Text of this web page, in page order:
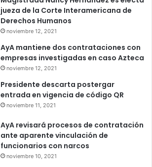
jueza de la Corte Interamericana de
Derechos Humanos
noviembre 12, 2021
AyA mantiene dos contrataciones con
empresas investigadas en caso Azteca
noviembre 12, 2021
Presidente descarta postergar
entrada en vigencia de código QR
noviembre 11, 2021
AyA revisará procesos de contratación
ante aparente vinculación de
funcionarios con narcos
noviembre 10, 2021